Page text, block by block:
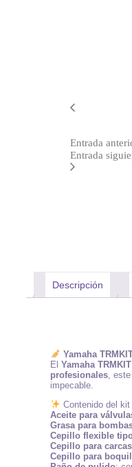
Entrada
Entrada
Descripción
Yamaha
El Yamaha TRMKIT
profesionales ,
impecable.
Contenido del kit
Aceite para
Grasa para
Cepillo flexible
Cepillo para
Cepillo para